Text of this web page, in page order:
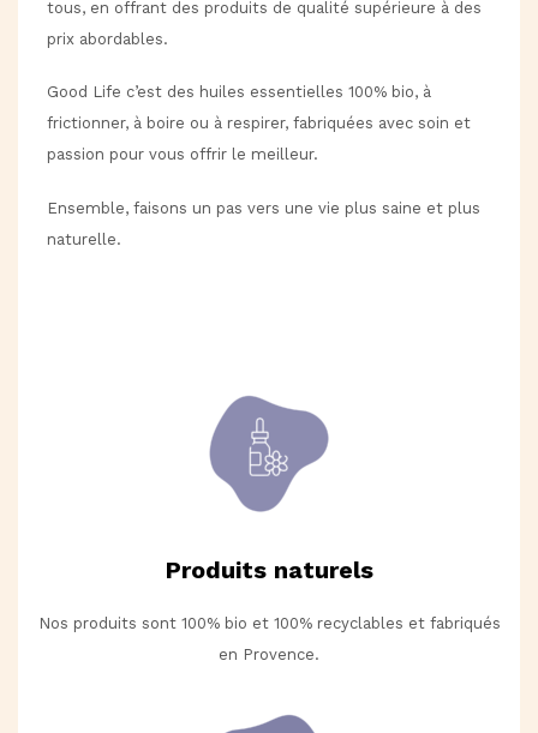
tous, en offrant des produits de qualité supérieure à des
prix abordables.
Good Life c’est des huiles essentielles 100% bio, à
frictionner, à boire ou à respirer, fabriquées avec soin et
passion pour vous offrir le meilleur.
Ensemble, faisons un pas vers une vie plus saine et plus
naturelle.
Produits naturels
Nos produits sont 100% bio et 100% recyclables et fabriqués
en Provence.